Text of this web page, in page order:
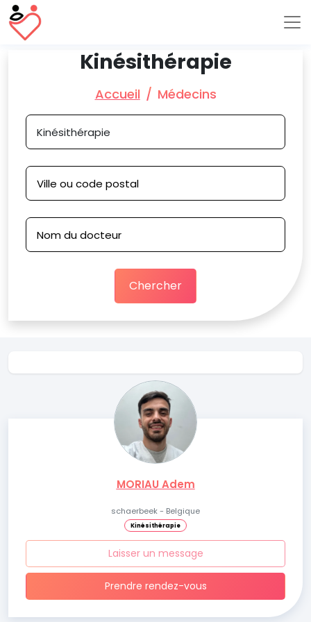
Kinésithérapie
Accueil Médecins
Chercher
MORIAU Adem
schaerbeek - Belgique
Kinésithérapie
Laisser un message
Prendre rendez-vous